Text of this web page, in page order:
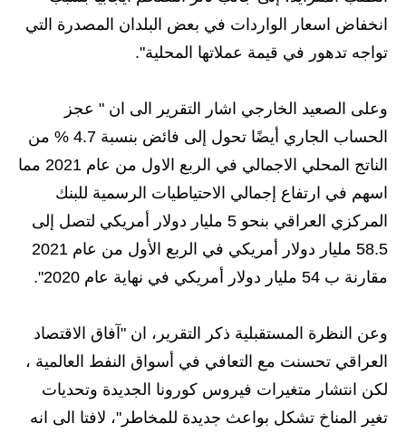
انخفاض اسعار الواردات في بعض البلدان المصدرة التي
تواجه تدهور في قيمة عملاتها المحلية".
وعلى الصعيد الخارجي اشار التقرير الى ان " عجز
الحساب الجاري أيضًا تحول إلى فائض بنسبة 4.7 % من
الناتج المحلي الاجمالي في الربع الاول من عام 2021 مما
اسهم في ارتفاع إجمالي الاحتياطيات الرسمية للبنك
المركزي العراقي بنحو 5 مليار دولار أمريكي لتصل إلى
58.5 مليار دولار أمريكي في الربع الأول من عام 2021
مقارنة ب 54 مليار دولار أمريكي في نهاية عام 2020".
وعن النظرة المستقبلية ذكر التقرير، ان "آفاق الاقتصاد
العراقي تحسنت مع التعافي في أسواق النفط العالمية ،
لكن انتشار متغيرات فيروس كورونا الجديدة وتحديات
تغير المناخ تشكل بواعث جديدة للمخاطر"، لافتا الى انه